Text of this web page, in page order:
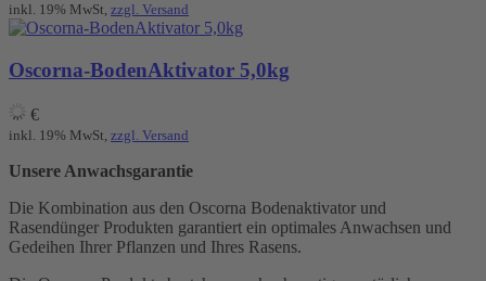
inkl. 19% MwSt, zzgl. Versand
Oscorna-BodenAktivator 5,0kg
€
inkl. 19% MwSt, zzgl. Versand
Unsere Anwachsgarantie
Die Kombination aus den Oscorna Bodenaktivator und
Rasendünger Produkten garantiert ein optimales Anwachsen und
Gedeihen Ihrer Pflanzen und Ihres Rasens.